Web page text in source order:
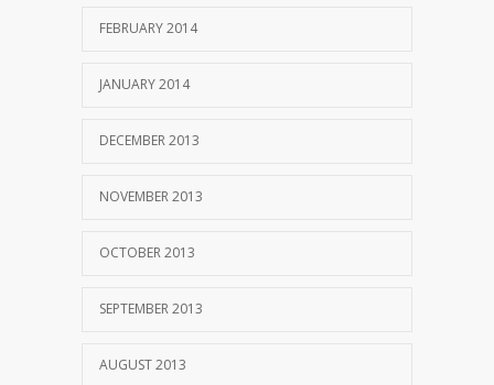
FEBRUARY 2014
JANUARY 2014
DECEMBER 2013
NOVEMBER 2013
OCTOBER 2013
SEPTEMBER 2013
AUGUST 2013